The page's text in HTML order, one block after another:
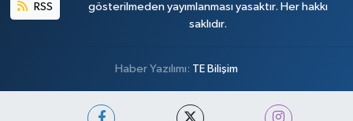
RSS
gösterilmeden yayımlanması yasaktır. Her hakkı
saklıdır.
Haber Yazılımı: TE Bilişim